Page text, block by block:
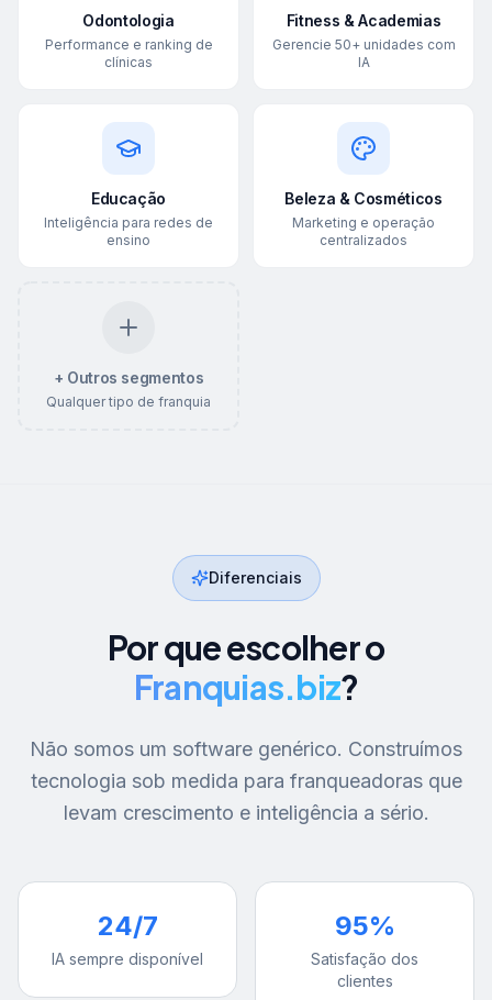
Odontologia
Performance e ranking de
clínicas
Fitness & Academias
Gerencie 50+ unidades com
IA
Educação
Inteligência para redes de
ensino
Beleza & Cosméticos
Marketing e operação
centralizados
+ Outros segmentos
Qualquer tipo de franquia
Diferenciais
Por que escolher o
Franquias.biz?
Não somos um software genérico. Construímos
tecnologia sob medida para franqueadoras que
levam crescimento e inteligência a sério.
24/7
IA sempre disponível
95%
Satisfação dos
clientes